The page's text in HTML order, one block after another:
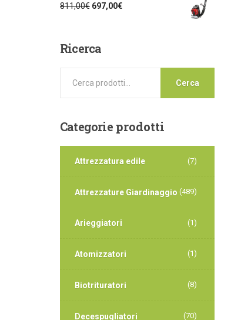
811,00€ 697,00€
Ricerca
Cerca
Categorieprodotti
Attrezzatura edile (7)
Attrezzature Giardinaggio (489)
Arieggiatori (1)
Atomizzatori (1)
Biotrituratori (8)
Decespugliatori (70)